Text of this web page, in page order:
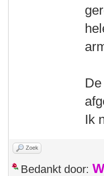
Ik
Zoek
Bedankt door: